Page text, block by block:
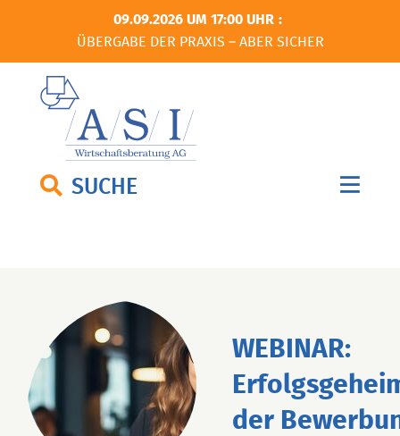
09.09.2026 UM 17:00 UHR
ÜBERGABE DER PRAXIS – ABER SICHER
SUCHE
WEBINAR:
der